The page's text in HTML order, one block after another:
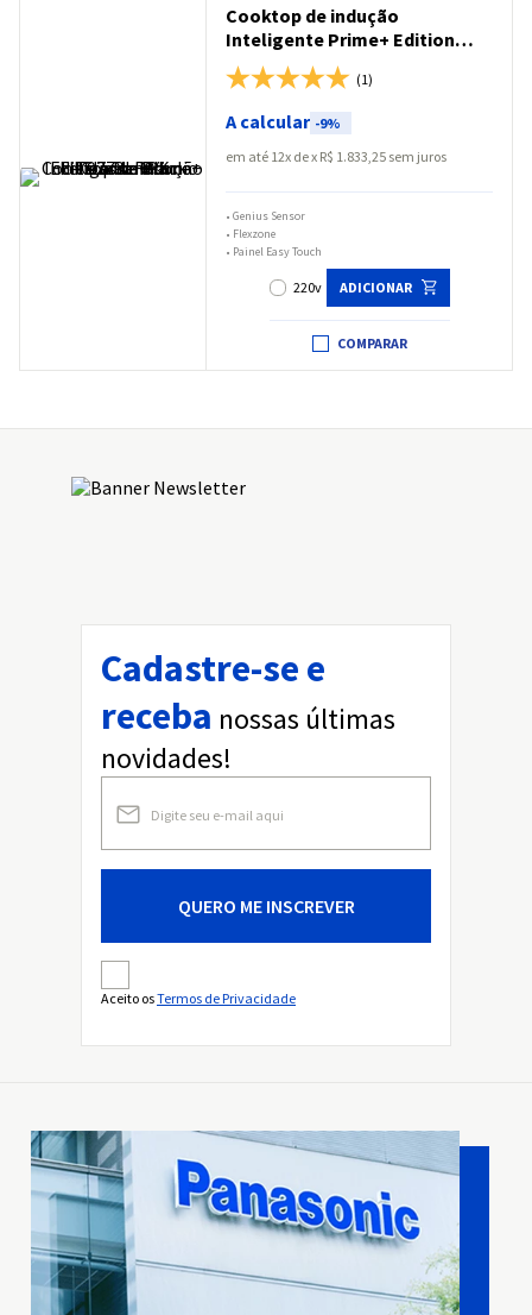
Cooktop de indução
Inteligente Prime+ Edition
Panasonic Flex Zone Black
Glass - KY-T937XLRPK
(1)
A calcular -9%
em até 12 x R$ 1.833,25 sem juros
• Genius Sensor
• Flexzone
• Painel Easy Touch
COMPARAR
220v ADICIONAR
Cadastre-se e
receba nossas últimas
novidades!
QUERO ME INSCREVER
Aceito osTermos de Privacidade